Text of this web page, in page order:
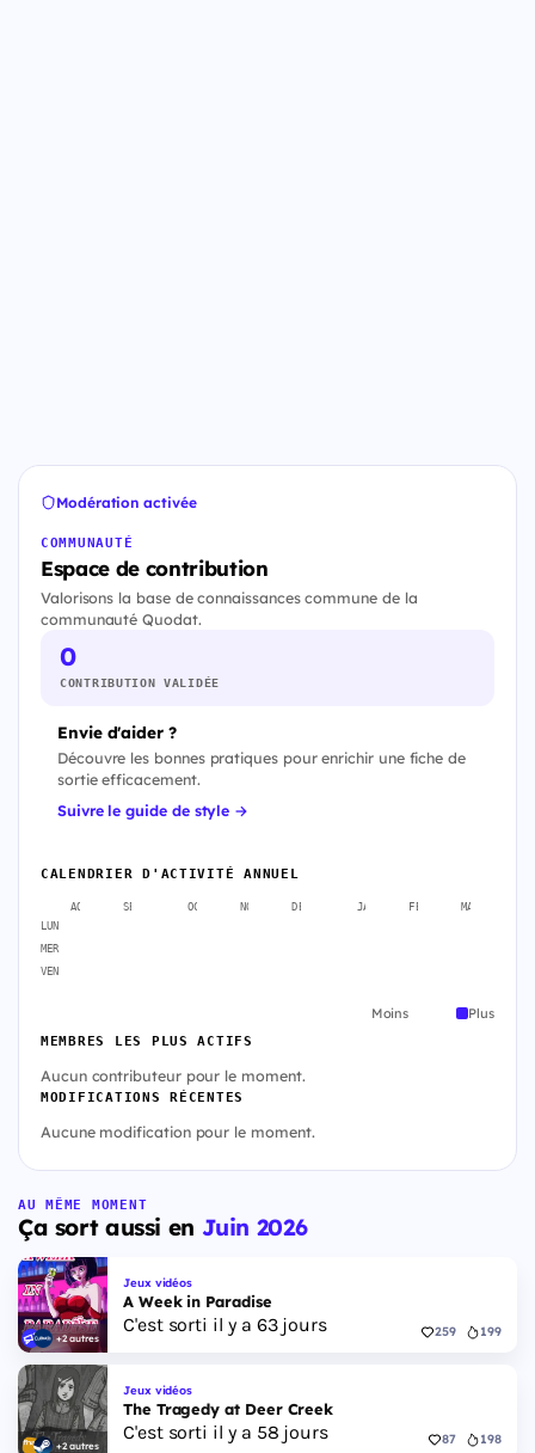
Modération activée
COMMUNAUTÉ
Espace de contribution
Valorisons la base de connaissances commune de la
communauté Quodat.
0
CONTRIBUTION VALIDÉE
Envie d'aider ?
Découvre les bonnes pratiques pour enrichir une fiche de
sortie efficacement.
Suivre le guide de style →
CALENDRIER D'ACTIVITÉ ANNUEL
AOÛT SEPT. OCT. NOV. DÉC. JANV. FÉVR. MARS
LUN
MER
VEN
Moins Plus
MEMBRES LES PLUS ACTIFS
Aucun contributeur pour le moment.
MODIFICATIONS RÉCENTES
Aucune modification pour le moment.
AU MÊME MOMENT
Ça sort aussi en Juin 2026
+2 autres
Jeux vidéos
A Week in Paradise
C'est sorti il y a 63 jours 259 199
+2 autres
Jeux vidéos
The Tragedy at Deer Creek
C'est sorti il y a 58 jours 87 198